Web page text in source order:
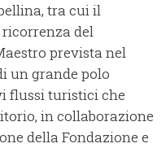
tra cui il
del
prevista nel
un grande polo
flussi turistici che
in collaborazione
della Fondazione e